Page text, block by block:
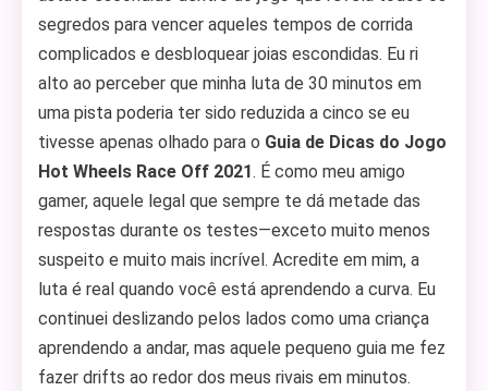
segredos para vencer aqueles tempos de corrida
complicados e desbloquear joias escondidas. Eu ri
alto ao perceber que minha luta de 30 minutos em
uma pista poderia ter sido reduzida a cinco se eu
tivesse apenas olhado para o Guia de Dicas do Jogo
Hot Wheels Race Off 2021. É como meu amigo
gamer, aquele legal que sempre te dá metade das
respostas durante os testes—exceto muito menos
suspeito e muito mais incrível. Acredite em mim, a
luta é real quando você está aprendendo a curva. Eu
continuei deslizando pelos lados como uma criança
aprendendo a andar, mas aquele pequeno guia me fez
fazer drifts ao redor dos meus rivais em minutos.